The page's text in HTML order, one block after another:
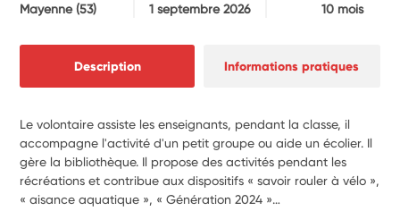
Mayenne(53) 1 septembre 2026 10 mois
Description Informations pratiques
Le volontaire assiste les enseignants, pendant la classe, il
accompagne l'activité d'un petit groupe ou aide un écolier. Il
gère la bibliothèque. Il propose des activités pendant les
récréations et contribue aux dispositifs « savoir rouler à vélo »,
« aisance aquatique », « Génération 2024 »…